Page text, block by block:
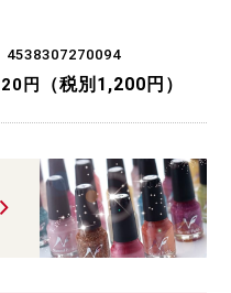
4538307270094
円 （税別1,200円）